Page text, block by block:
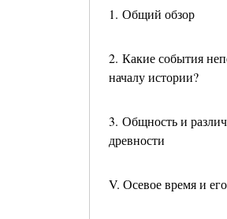
1. Общий обзор
2. Какие события
началу истории?
3. Общность и
древности
V. Осевое время и